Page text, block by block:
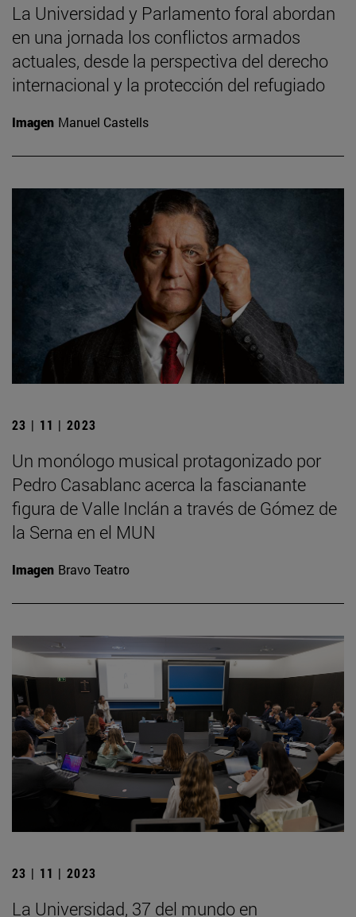
La Universidad y Parlamento foral abordan
en una jornada los conflictos armados
actuales, desde la perspectiva del derecho
internacional y la protección del refugiado
Imagen Manuel Castells
23 | 11 | 2023
Un monólogo musical protagonizado por
Pedro Casablanc acerca la fascianante
figura de Valle Inclán a través de Gómez de
la Serna en el MUN
Imagen Bravo Teatro
23 | 11 | 2023
La Universidad, 37 del mundo en